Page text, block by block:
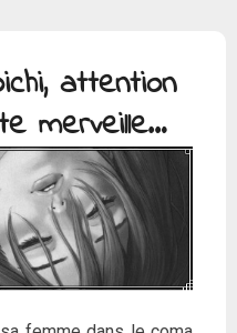
attention
merveille…